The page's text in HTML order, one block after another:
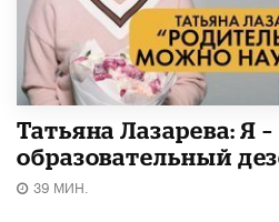
Татьяна Лазарева: Я –
образовательный
39 МИН.